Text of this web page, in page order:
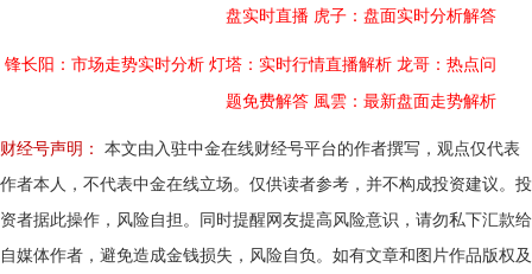
盘实时直播 虎子：盘面实时分析解答
锋长阳：市场走势实时分析 灯塔：实时行情直播解析 龙哥：热点问
题免费解答 風雲：最新盘面走势解析
财经号声明：
本文由入驻中金在线财经号平台的作者撰写，观点仅代表
作者本人，不代表中金在线立场。仅供读者参考，并不构成投资建议。投
资者据此操作，风险自担。同时提醒网友提高风险意识，请勿私下汇款给
自媒体作者，避免造成金钱损失，风险自负。如有文章和图片作品版权及